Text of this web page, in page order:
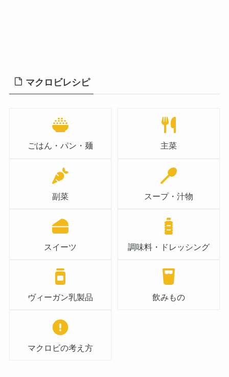
マクロビレシピ
ごはん・パン・麺 主菜
副菜 スープ・汁物
スイーツ 調味料・ドレッシング
ヴィーガン乳製品 飲みもの
マクロビの考え方